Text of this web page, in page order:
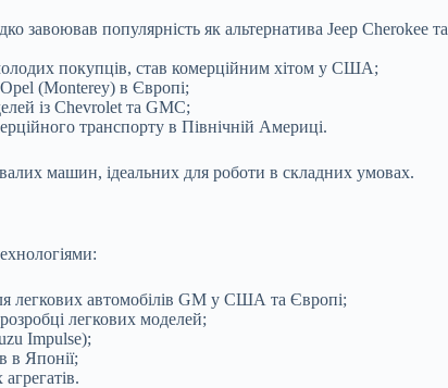
популярність як альтернатива Jeep Cherokee та
покупців, став комерційним хітом у США;
(Monterey) в Європі;
із Chevrolet та GMC;
транспорту в Північній Америці.
машин, ідеальних для роботи в складних умовах.
легкових автомобілів GM у США та Європі;
легкових моделей;
Impulse);
в Японії;